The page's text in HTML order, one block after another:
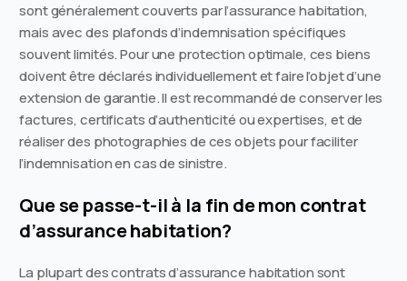
sont généralement couverts par l’assurance habitation,
mais avec des plafonds d’indemnisation spécifiques
souvent limités. Pour une protection optimale, ces biens
doivent être déclarés individuellement et faire l’objet d’une
extension de garantie. Il est recommandé de conserver les
factures, certificats d’authenticité ou expertises, et de
réaliser des photographies de ces objets pour faciliter
l’indemnisation en cas de sinistre.
Que se passe-t-il à la fin de mon contrat
d’assurance habitation?
La plupart des contrats d’assurance habitation sont